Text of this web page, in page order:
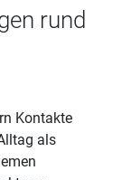
rund
Kontakte
als